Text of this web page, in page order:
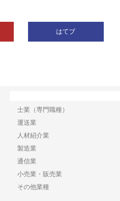
はてブ
士業（専門職種）
運送業
人材紹介業
製造業
通信業
小売業・販売業
その他業種